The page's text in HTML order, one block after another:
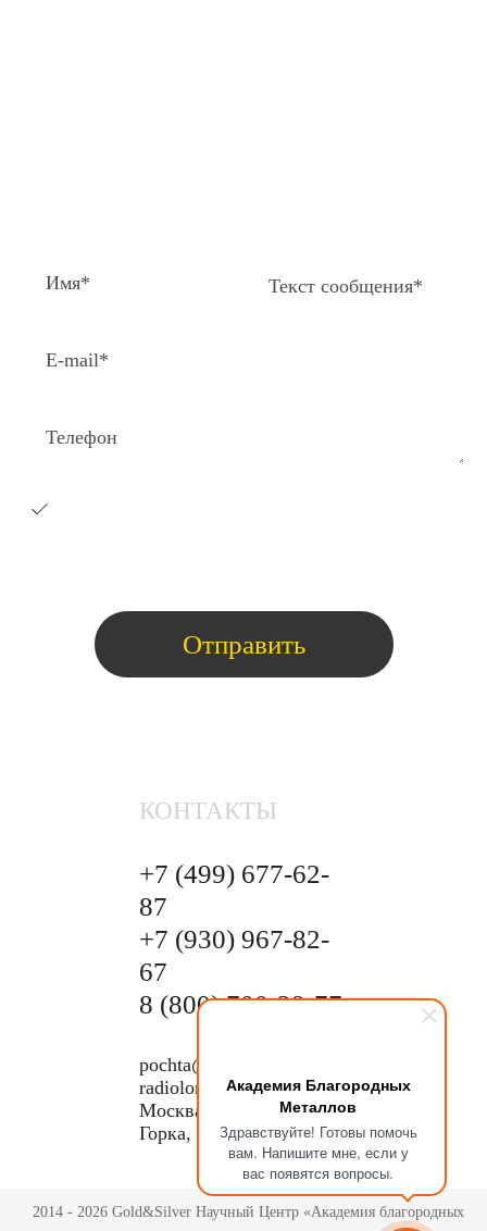
Академия Благородных
Металлов
Здравствуйте! Готовы помочь
вам. Напишите мне, если у
вас появятся вопросы.
КОНТАКТЫ
+7 (499) 677-62-
87
+7 (930) 967-82-
67
8 (800)700-29-77
pochta@pokupka-
radiolom.ru
Москва, Бусиновская
Горка, 1Е с.5
2014 - 2026 Gold&Silver Научный Центр «Академия благородных